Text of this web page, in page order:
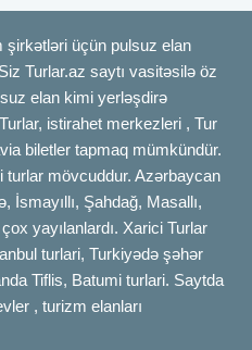
şirkətləri üçün pulsuz elan
Turlar.az saytı vasitəsilə öz
elan kimi yerləşdirə
istirahet merkezleri , Tur
biletler tapmaq mümkündür.
turlar mövcuddur. Azərbaycan
İsmayıllı, Şahdağ, Masallı,
yayılanlardı. Xarici Turlar
turlari, Turkiyədə şəhər
Tiflis, Batumi turlari. Saytda
, turizm elanları